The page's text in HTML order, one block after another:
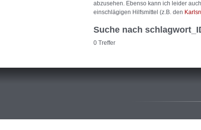
abzusehen. Ebenso kann ich leider
einschlägigen Hilfsmittel (z.B. den
Suche nach
0 Treffer